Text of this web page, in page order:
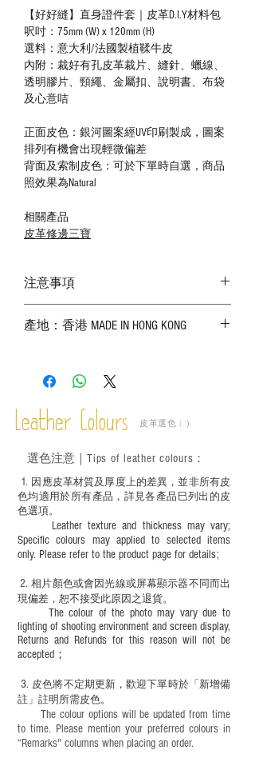
【好好縫】直身證件套｜皮革D.I.Y材料包
呎吋：75mm (W) x 120mm (H)
選料：意大利/法國製植鞣牛皮
內附：裁好有孔皮革裁片、縫針、蠟線、
透明膠片、頸繩、金屬扣、說明書、布袋
及心意咭
正面皮色：銀河圖案經UV印刷製成，圖案
排列有機會出現輕微偏差
背面及索制皮色：可於下單時自選，商品
照效果為Natural
相關產品
皮革修邊三寶
注意事項
實物為準；
－ 植鞣皮革容易受環境、使用程度等產生
成後定期在皮面塗上皮革專用清潔劑及貂
鼠油等；
適合六歲以下兒童使用；六至十二歲兒童
必須由成年人陪同下使用並應小心處理。
產地：香港 MADE IN HONG KONG
Leather Colours 皮革選色：）
1. ​ 因應皮革材質及厚度上的差異，並非所有皮
色均適用於所有產品，詳見各產品巳列出的皮
色選項。
Leather texture and thickness may vary;
Specific colours may applied to selected items
only. Please refer to the product page for details;
​2.相片顏色或會因光線或屏幕顯示器不同而出
現偏差，恕不接受此原因之退貨。
The colour of the photo may vary due to
lighting of shooting environment and screen display,
Returns and Refunds for this reason will not be
accepted；
3. 皮色將不定期更新，歡迎下單時於「新增備
註」註明 所需皮色。
The colour options will be updated from time
to time. Please mention your preferred colours in
“Remarks" columns when placing an order.
選色注意｜ Tips of leather colours ：